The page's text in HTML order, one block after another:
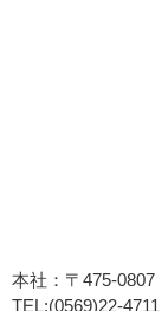
本社：〒475-
TEL:(0569)22-